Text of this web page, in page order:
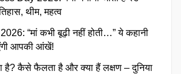
थीम, महत्व
“मां कभी बूढ़ी नहीं होती…” ये कहानी
आपकी आंखें!
है? कैसे फैलता है और क्या हैं लक्षण – दुनिया